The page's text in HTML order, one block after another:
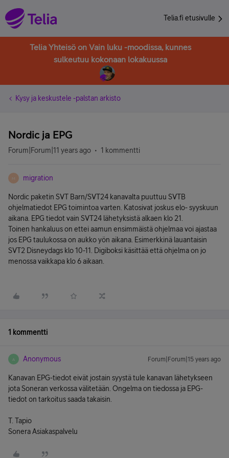
Telia.fi etusivulle
Telia Yhteisö on Vain luku -moodissa, kunnes
sulkeutuu kokonaan lokakuussa
Kysy ja keskustele -palstan arkisto
Nordic ja EPG
Forum|Forum|11 years ago 1 kommentti
M migration
Nordic paketin SVT Barn/SVT24 kanavalta puuttuu SVTB
ohjelmatiedot EPG toimintoa varten. Katosivat joskus elo- syyskuun
aikana. EPG tiedot vain SVT24 lähetyksistä alkaen klo 21.
Toinen hankaluus on ettei aamun ensimmäistä ohjelmaa voi ajastaa
jos EPG taulukossa on aukko yön aikana. Esimerkkinä lauantaisin
SVT2 Disneydags klo 10-11. Digiboksi käsittää että ohjelma on jo
menossa vaikkapa klo 6 aikaan.
1 kommentti
A Anonymous Forum|Forum|15 years ago
Kanavan EPG-tiedot eivät jostain syystä tule kanavan lähetykseen
jota Soneran verkossa välitetään. Ongelma on tiedossa ja EPG-
tiedot on tarkoitus saada takaisin.
T. Tapio
Sonera Asiakaspalvelu